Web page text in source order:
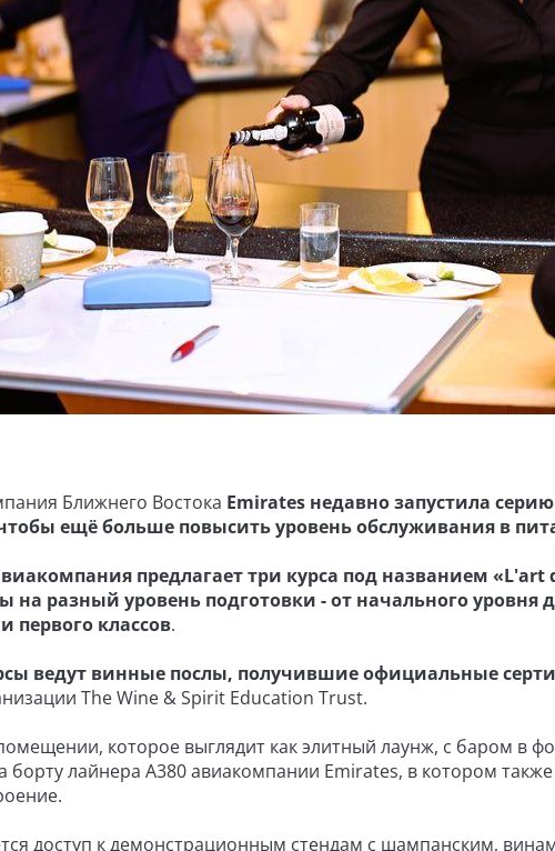
Ближнего Востока Emirates недавно запустила
ещё больше повысить уровень обслуживания в
предлагает три курса под названием «L'art
на разный уровень подготовки - от начального уровня
первого классов.
ведут винные послы, получившие официальные
The Wine & Spirit Education Trust.
которое выглядит как элитный лаунж, с баром в
лайнера A380 авиакомпании Emirates, в котором
доступ к демонстрационным стендам с шампанским,